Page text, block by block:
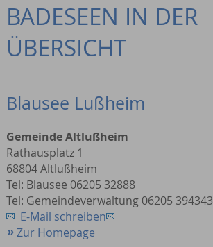
BADESEEN IN DER
ÜBERSICHT
Blausee Lußheim
Gemeinde Altlußheim
Rathausplatz 1
68804 Altlußheim
Tel: Blausee 06205 32888
Tel: Gemeindeverwaltung 06205 394343
E-Mail schreiben
Zur Homepage